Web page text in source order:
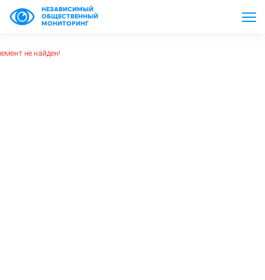
НЕЗАВИСИМЫЙ
ОБЩЕСТВЕННЫЙ
МОНИТОРИНГ
не найден!